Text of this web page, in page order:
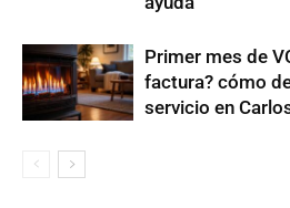
Primer mes de
factura? cómo
servicio en